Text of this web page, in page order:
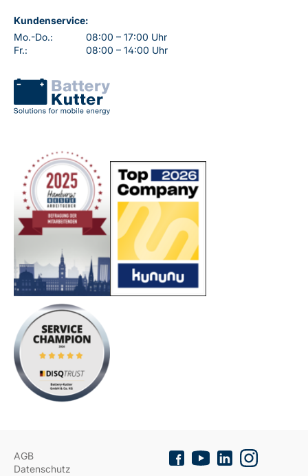
Kundenservice:
Mo.-Do.:
08:00 – 17:00 Uhr
Fr.:
08:00 – 14:00 Uhr
AGB
Datenschutz